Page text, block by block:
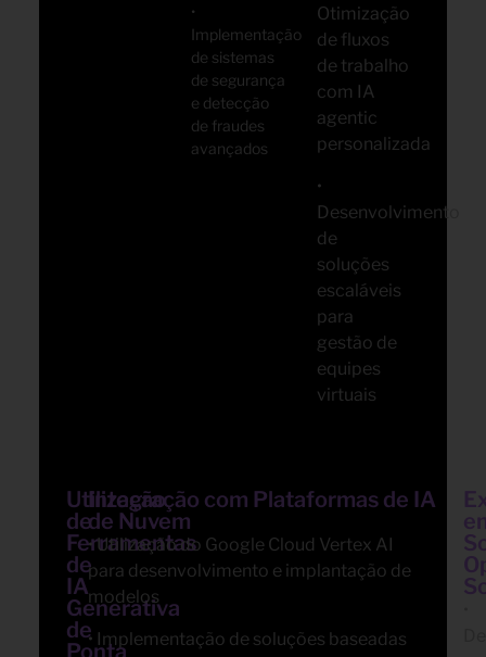
•
Implementação
de sistemas
de segurança
e detecção
de fraudes
avançados
Otimização
de fluxos
de trabalho
com IA
agentic
personalizada
•
Desenvolvimento
de
soluções
escaláveis
para
gestão de
equipes
virtuais
Utilização
de
Ferramentas
de
IA
Generativa
de
Ponta
Integração com Plataformas de IA
de Nuvem
• Utilização do Google Cloud Vertex AI
para desenvolvimento e implantação de
modelos
• Implementação de soluções baseadas